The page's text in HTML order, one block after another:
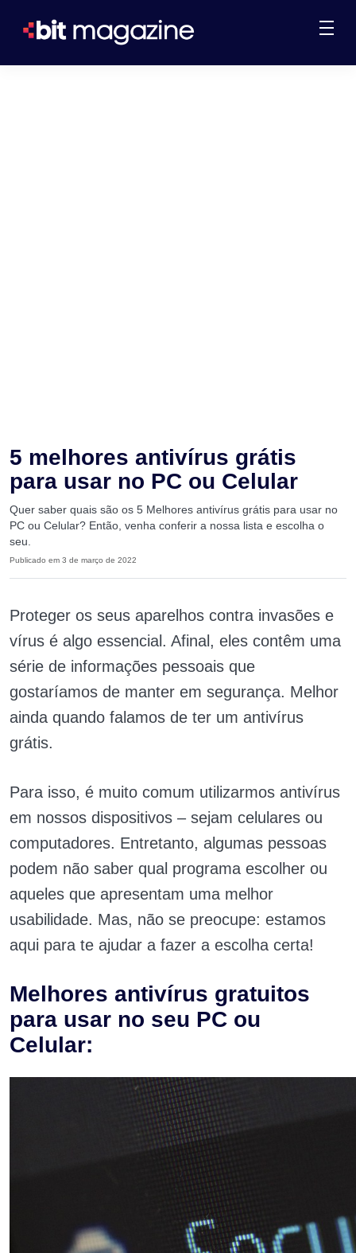
5 melhores antivírus grátis
para usar no PC ou Celular
Quer saber quais são os 5 Melhores antivírus grátis para usar no
PC ou Celular? Então, venha conferir a nossa lista e escolha o
seu.
Publicado em 3 de março de 2022
Proteger os seus aparelhos contra invasões e
vírus é algo essencial. Afinal, eles contêm uma
série de informações pessoais que
gostaríamos de manter em segurança. Melhor
ainda quando falamos de ter um antivírus
grátis.
Para isso, é muito comum utilizarmos antivírus
em nossos dispositivos – sejam celulares ou
computadores. Entretanto, algumas pessoas
podem não saber qual programa escolher ou
aqueles que apresentam uma melhor
usabilidade. Mas, não se preocupe: estamos
aqui para te ajudar a fazer a escolha certa!
Melhores antivírus gratuitos
para usar no seu PC ou
Celular: